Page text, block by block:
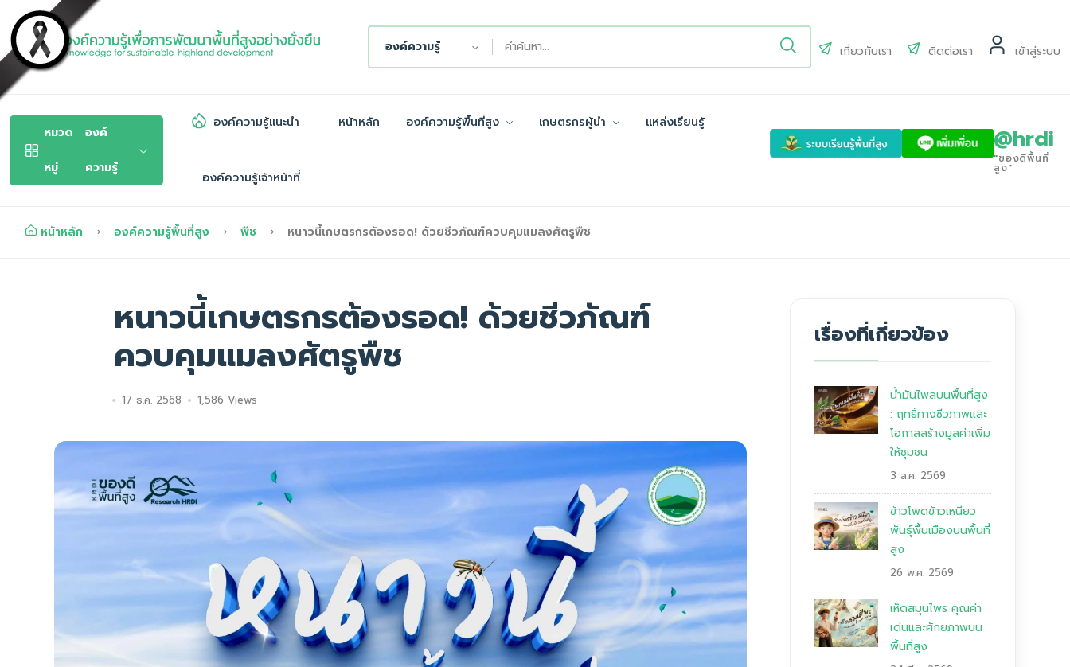
องค์ความรู้ เกี่ยวกับเรา ติดต่อเรา เข้าสู่ระบบ
หมวด
หมู่
องค์
ความรู้
องค์ความรู้แนะนำ หน้าหลัก องค์ความรู้พื้นที่สูง เกษตรกรผู้นำ แหล่งเรียนรู้
องค์ความรู้เจ้าหน้าที่
@hrdi
"ของดีพื้นที่
สูง"
หน้าหลัก องค์ความรู้พื้นที่สูง พืช หนาวนี้เกษตรกรต้องรอด! ด้วยชีวภัณฑ์ควบคุมแมลงศัตรูพืช
หนาวนี้เกษตรกรต้องรอด! ด้วยชีวภัณฑ์
ควบคุมแมลงศัตรูพืช
17 ธ.ค. 2568 1,586 Views
เรื่องที่เกี่ยวข้อง
น้ำมันไพลบนพื้นที่สูง
: ฤทธิ์ทางชีวภาพและ
โอกาสสร้างมูลค่าเพิ่ม
ให้ชุมชน
3 ส.ค. 2569
ข้าวโพดข้าวเหนียว
พันธุ์พื้นเมืองบนพื้นที่
สูง
26 พ.ค. 2569
เห็ดสมุนไพร คุณค่า
เด่นและศักยภาพบน
พื้นที่สูง